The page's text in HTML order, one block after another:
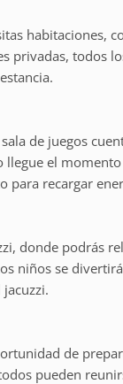
habitaciones,
privadas, todos
de juegos
el
para recargar
donde podrás
niños se
de
pueden